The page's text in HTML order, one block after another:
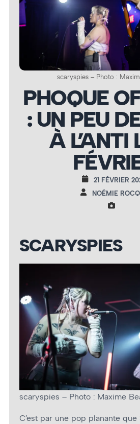
scaryspies – Photo :
PHOQUE
: UN PEU
À L’ANTI
21 FÉVRIER
NOÉMIE
SCARYSPIES
scaryspies – Photo : Maxime
C’est par une pop planante que